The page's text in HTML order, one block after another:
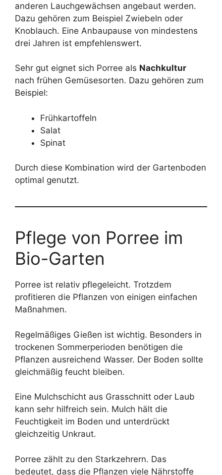
anderen Lauchgewächsen angebaut werden.
Dazu gehören zum Beispiel Zwiebeln oder
Knoblauch. Eine Anbaupause von mindestens
drei Jahren ist empfehlenswert.
Sehr gut eignet sich Porree als Nachkultur
nach frühen Gemüsesorten. Dazu gehören zum
Beispiel:
Frühkartoffeln
Salat
Spinat
Durch diese Kombination wird der Gartenboden
optimal genutzt.
Pflege von Porree im
Bio-Garten
Porree ist relativ pflegeleicht. Trotzdem
profitieren die Pflanzen von einigen einfachen
Maßnahmen.
Regelmäßiges Gießen ist wichtig. Besonders in
trockenen Sommerperioden benötigen die
Pflanzen ausreichend Wasser. Der Boden sollte
gleichmäßig feucht bleiben.
Eine Mulchschicht aus Grasschnitt oder Laub
kann sehr hilfreich sein. Mulch hält die
Feuchtigkeit im Boden und unterdrückt
gleichzeitig Unkraut.
Porree zählt zu den Starkzehrern. Das
bedeutet, dass die Pflanzen viele Nährstoffe